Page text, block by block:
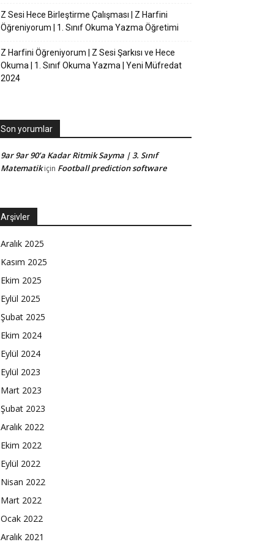
Z Sesi Hece Birleştirme Çalışması | Z Harfini
Öğreniyorum | 1. Sınıf Okuma Yazma Öğretimi
Z Harfini Öğreniyorum | Z Sesi Şarkısı ve Hece
Okuma | 1. Sınıf Okuma Yazma | Yeni Müfredat
2024
Son yorumlar
9ar 9ar 90’a Kadar Ritmik Sayma | 3. Sınıf
Matematikiçin Football prediction software
Arşivler
Aralık 2025
Kasım 2025
Ekim 2025
Eylül 2025
Şubat 2025
Ekim 2024
Eylül 2024
Eylül 2023
Mart 2023
Şubat 2023
Aralık 2022
Ekim 2022
Eylül 2022
Nisan 2022
Mart 2022
Ocak 2022
Aralık 2021